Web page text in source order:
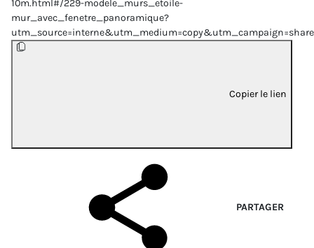
10m.html#/229-modele_murs_etoile-
mur_avec_fenetre_panoramique?
Copier le lien
PARTAGER